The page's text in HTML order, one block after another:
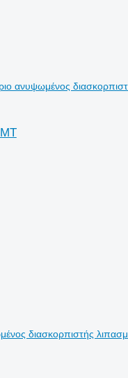
ανυψωμένος
διασκορπιστής